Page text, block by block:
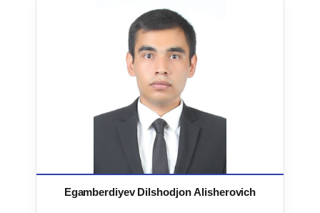
Egamberdiyev Dilshodjon Alisherovich